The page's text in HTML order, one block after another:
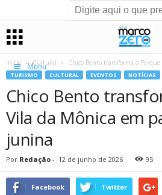
Menu
Início Cultural Chico Bento transforma o
TURISMO CULTURAL EVENTOS NOTÍCIAS
Chico Bento
Vila da Mônica em
junina
Por Redação - 12 de junho de 2026 95
Facebook Twitter